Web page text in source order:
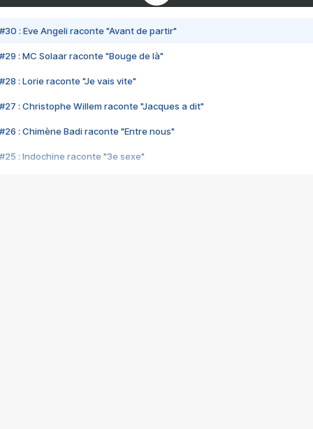
#30 : Eve Angeli raconte "Avant de partir"
#29 : MC Solaar raconte "Bouge de là"
#28 : Lorie raconte "Je vais vite"
#27 : Christophe Willem raconte "Jacques a dit"
#26 : Chimène Badi raconte "Entre nous"
#25 : Indochine raconte "3e sexe"